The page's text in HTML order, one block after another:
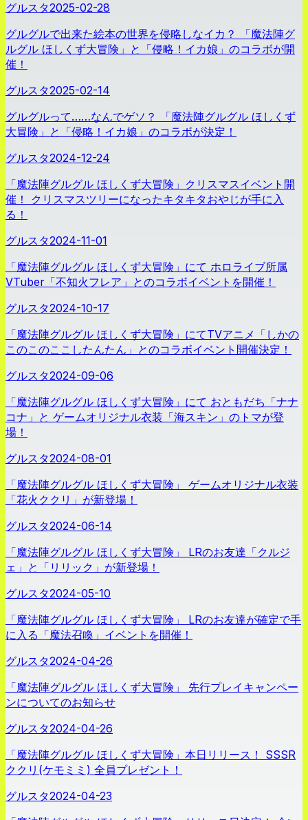
グルスタ2025-02-28
グルグルで出来た絵本の世界を侵略しなイカ？ 「魔法陣グ
ルグル ほしくず大冒険」と「侵略！イカ娘」のコラボが開
催！
グルスタ2025-02-14
グルグルって……なんでゲソ？ 「魔法陣グルグル ほしくず
大冒険」と「侵略！イカ娘」のコラボが決定！
グルスタ2024-12-24
「魔法陣グルグル ほしくず大冒険」クリスマスイベント開
催！ クリスマスツリーになったキタキタおやじが手に入
る！
グルスタ2024-11-01
「魔法陣グルグル ほしくず大冒険」にて ホロライブ所属
VTuber「不知火フレア」とのコラボイベントを開催！
グルスタ2024-10-17
「魔法陣グルグル ほしくず大冒険」にてTVアニメ「しかの
このこのここしたんたん」とのコラボイベント開催決定！
グルスタ2024-09-06
「魔法陣グルグル ほしくず大冒険」にて おともだち「ナナ
コナ」と ゲームオリジナル衣装「海スキン」のトマが登
場！
グルスタ2024-08-01
「魔法陣グルグル ほしくず大冒険」 ゲームオリジナル衣装
「花火ククリ」が新登場！
グルスタ2024-06-14
「魔法陣グルグル ほしくず大冒険」 LRのお友達「クルジ
ェ」と「リリック」が新登場！
グルスタ2024-05-10
「魔法陣グルグル ほしくず大冒険」 LRのお友達が確定で手
に入る「魔法召喚」イベントを開催！
グルスタ2024-04-26
「魔法陣グルグル ほしくず大冒険」 先行プレイキャンペー
ンについてのお知らせ
グルスタ2024-04-26
「魔法陣グルグル ほしくず大冒険」本日リリース！ SSSR
ククリ(ケモミミ) 全員プレゼント！
グルスタ2024-04-23